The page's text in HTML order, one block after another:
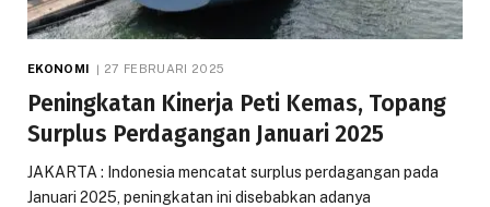
EKONOMI 27 FEBRUARI 2025
Peningkatan Kinerja Peti Kemas, Topang
Surplus Perdagangan Januari 2025
JAKARTA : Indonesia mencatat surplus perdagangan pada
Januari 2025, peningkatan ini disebabkan adanya